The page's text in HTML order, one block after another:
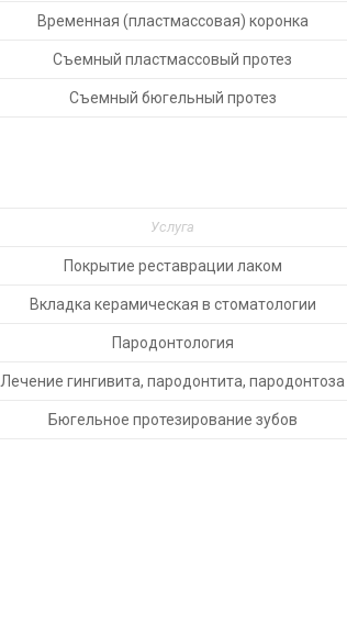
Временная (пластмассовая) коронка
Съемный пластмассовый протез
Съемный бюгельный протез
Услуга
Покрытие реставрации лаком
Вкладка керамическая в стоматологии
Пародонтология
Лечение гингивита, пародонтита, пародонтоза
Бюгельное протезирование зубов